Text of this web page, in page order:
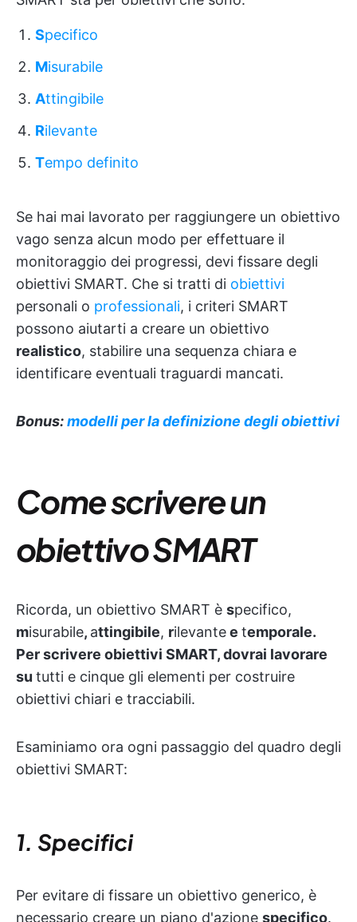
Specifico
Misurabile
Attingibile
Rilevante
Tempo definito
Se hai mai lavorato per raggiungere un obiettivo
vago senza alcun modo per effettuare il
monitoraggio dei progressi, devi fissare degli
obiettivi SMART. Che si tratti di obiettivi
personali o professionali, i criteri SMART
possono aiutarti a creare un obiettivo
realistico, stabilire una sequenza chiara e
identificare eventuali traguardi mancati.
Bonus:modelli per la definizione degli obiettivi
Come scrivere un
obiettivo SMART
Ricorda, un obiettivo SMART è specifico,
misurabile, attingibile, rilevantee temporale.
Per scrivere obiettivi SMART, dovrai lavorare
su tutti e cinque gli elementi per costruire
obiettivi chiari e tracciabili.
Esaminiamo ora ogni passaggio del quadro degli
obiettivi SMART:
1. Specifici
Per evitare di fissare un obiettivo generico, è
necessario creare un piano d'azione specifico.